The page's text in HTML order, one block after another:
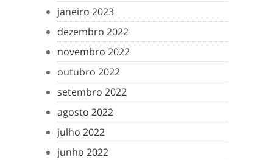
janeiro 2023
dezembro 2022
novembro 2022
outubro 2022
setembro 2022
agosto 2022
julho 2022
junho 2022